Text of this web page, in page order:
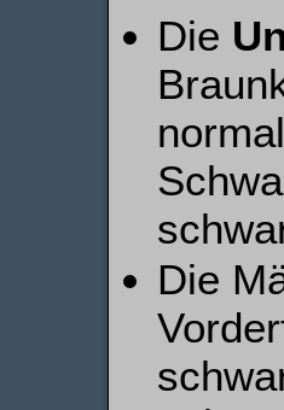
Die
Die